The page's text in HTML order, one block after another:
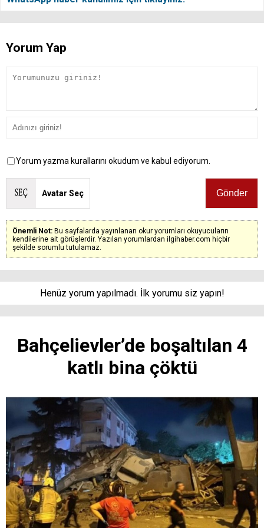
Yorum Yap
Yorum yazma kurallarını okudum ve kabul ediyorum.
Avatar Seç
Önemli Not: Bu sayfalarda yayınlanan okur yorumları okuyucuların
kendilerine ait görüşlerdir. Yazılan yorumlardan ilgihaber.com hiçbir
şekilde sorumlu tutulamaz.
Henüz yorum yapılmadı. İlk yorumu siz yapın!
Bahçelievler’de boşaltılan 4
katlı bina çöktü